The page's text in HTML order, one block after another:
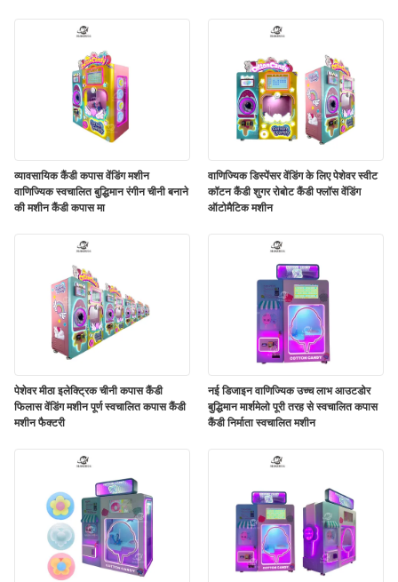
व्यावसायिक कैंडी कपास वेंडिंग मशीन
वाणिज्यिक स्वचालित बुद्धिमान रंगीन चीनी बनाने
की मशीन कैंडी कपास मा
वाणिज्यिक डिस्पेंसर वेंडिंग के लिए पेशेवर स्वीट
कॉटन कैंडी शुगर रोबोट कैंडी फ्लॉस वेंडिंग
ऑटोमैटिक मशीन
पेशेवर मीठा इलेक्ट्रिक चीनी कपास कैंडी
फिलास वेंडिंग मशीन पूर्ण स्वचालित कपास कैंडी
मशीन फैक्टरी
नई डिजाइन वाणिज्यिक उच्च लाभ आउटडोर
बुद्धिमान मार्शमेलो पूरी तरह से स्वचालित कपास
कैंडी निर्माता स्वचालित मशीन